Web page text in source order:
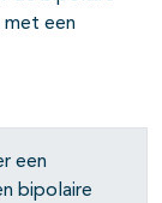
met een
een
bipolaire